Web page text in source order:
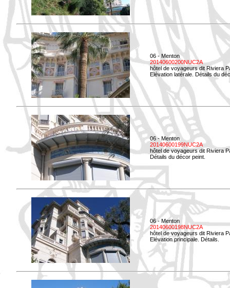
06 - Menton
20140600200NUC2A
hôtel de voyageurs dit Riviera
Elévation latérale. Détails du
06 - Menton
20140600199NUC2A
hôtel de voyageurs dit Riviera
Détails du décor peint.
06 - Menton
20140600198NUC2A
hôtel de voyageurs dit Riviera
Elévation principale. Détails.